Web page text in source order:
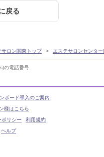
の電話番号
戻る
サロン関東トップ エステサロンセンタ
ボード導入のご案内
様はこちら
ポリシー
利用規約
ヘルプ